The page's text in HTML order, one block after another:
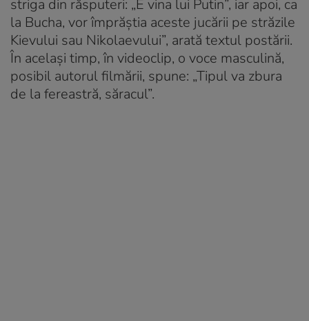
striga din răsputeri: „E vina lui Putin”, iar apoi, ca
la Bucha, vor împrăștia aceste jucării pe străzile
Kievului sau Nikolaevului”, arată textul postării.
În același timp, în videoclip, o voce masculină,
posibil autorul filmării, spune: „Tipul va zbura
de la fereastră, săracul”.